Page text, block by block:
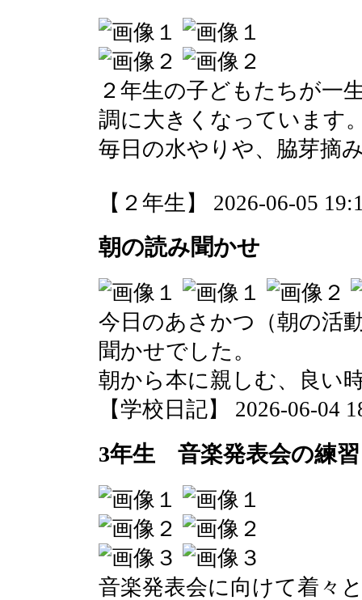
２年生の子どもたちが一
調に大きくなっています
毎日の水やりや、脇芽摘
【２年生】 2026-06-05
朝の読み聞かせ
今日のあさかつ（朝の活
聞かせでした。
朝から本に親しむ、良い
【学校日記】 2026-06-04
3年生 音楽発表会の練習
音楽発表会に向けて着々